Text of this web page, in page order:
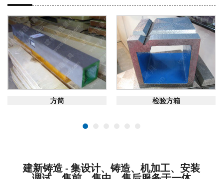
在线咨询
方筒 在线咨询
检验方箱
建新铸造 - 集设计、铸造、机加工、安装